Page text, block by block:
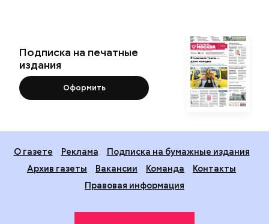
Подписка на печатные
издания
Оформить
О газете Реклама
Подписка на бумажные издания
Архив газеты
Вакансии Команда
Контакты
Правовая информация